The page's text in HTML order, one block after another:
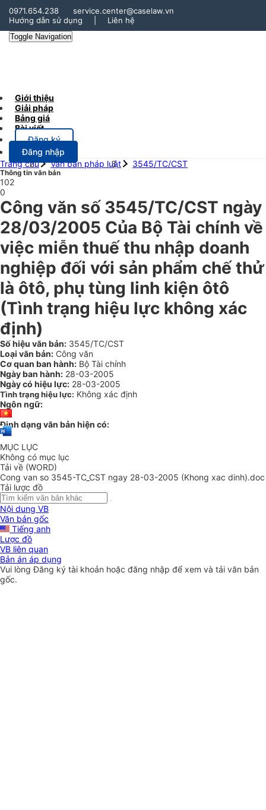
0971.654.238
service.center@caselaw.vn
Hướng dẫn sử dụng
Liên hệ
Toggle Navigation
Giới thiệu
Giải pháp
Bảng giá
Bài viết
Đăng ký
Đăng nhập
Trang chủ
Văn bản pháp luật 3545/TC/CST
Thông tin văn bản
102
0
Công văn số 3545/TC/CST ngày
28/03/2005 Của Bộ Tài chính về
việc miễn thuế thu nhập doanh
nghiệp đối với sản phẩm chế thử
là ôtô, phụ tùng linh kiện ôtô
(Tình trạng hiệu lực không xác
định)
Số hiệu văn bản: 3545/TC/CST
Loại văn bản: Công văn
Cơ quan ban hành: Bộ Tài chính
Ngày ban hành: 28-03-2005
Ngày có hiệu lực: 28-03-2005
Tình trạng hiệu lực: Không xác định
Ngôn ngữ:
Định dạng văn bản hiện có:
MỤC LỤC
Không có mục lục
Tải về (WORD)
Cong van so 3545-TC_CST ngay 28-03-2005 (Khong xac dinh).doc
Tải lược đồ
Nội dung VB
Văn bản gốc
Tiếng anh
Lược đồ
VB liên quan
Bản án áp dụng
Vui lòngĐăng ký tài khoản hoặc đăng nhập để xem và tải văn bản
gốc.